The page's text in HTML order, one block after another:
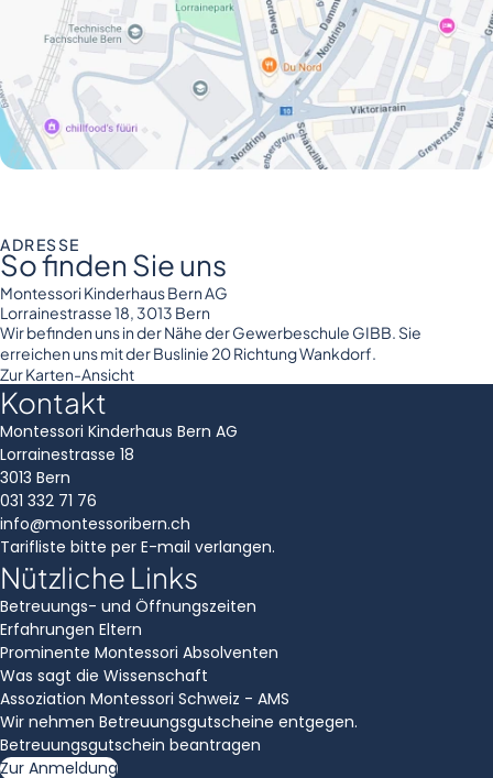
ADRESSE
So finden Sie uns
Montessori Kinderhaus Bern AG
Lorrainestrasse 18, 3013 Bern
Wir befinden uns in der Nähe der Gewerbeschule GIBB. Sie
erreichen uns mit der Buslinie 20 Richtung Wankdorf.
Zur Karten-Ansicht
Kontakt
Montessori Kinderhaus Bern AG
Lorrainestrasse 18
3013 Bern
031 332 71 76
info@montessoribern.ch
Tarifliste bitte per E-mail verlangen.
Nützliche Links
Betreuungs- und Öffnungszeiten
Erfahrungen Eltern
Prominente Montessori Absolventen
Was sagt die Wissenschaft
Assoziation Montessori Schweiz - AMS
Wir nehmen Betreuungsgutscheine entgegen.
Betreuungsgutschein beantragen
Zur Anmeldung